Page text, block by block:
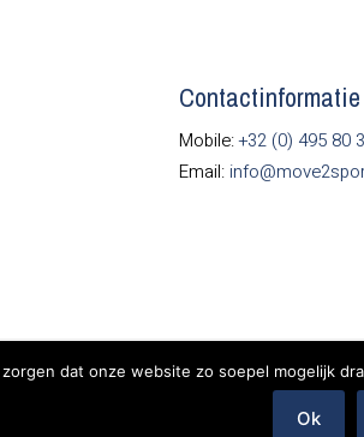
Contactinformatie
Mobile:+32 (0) 495 80
Email:
dat onze website zo soepel mogelijk
Ok